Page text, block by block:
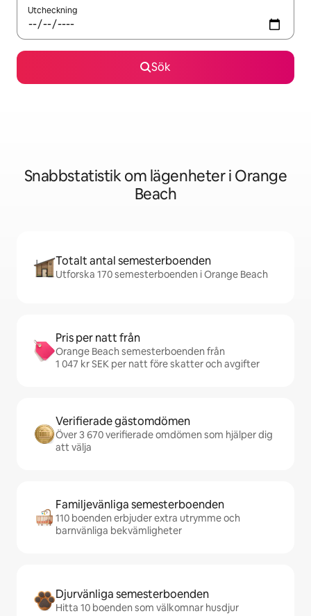
Utcheckning
Sök
Snabbstatistik om lägenheter i Orange
Beach
Totalt antal semesterboenden
Utforska 170 semesterboenden i Orange Beach
Pris per natt från
Orange Beach semesterboenden från
1 047 kr SEK per natt före skatter och avgifter
Verifierade gästomdömen
Över 3 670 verifierade omdömen som hjälper dig
att välja
Familjevänliga semesterboenden
110 boenden erbjuder extra utrymme och
barnvänliga bekvämligheter
Djurvänliga semesterboenden
Hitta 10 boenden som välkomnar husdjur